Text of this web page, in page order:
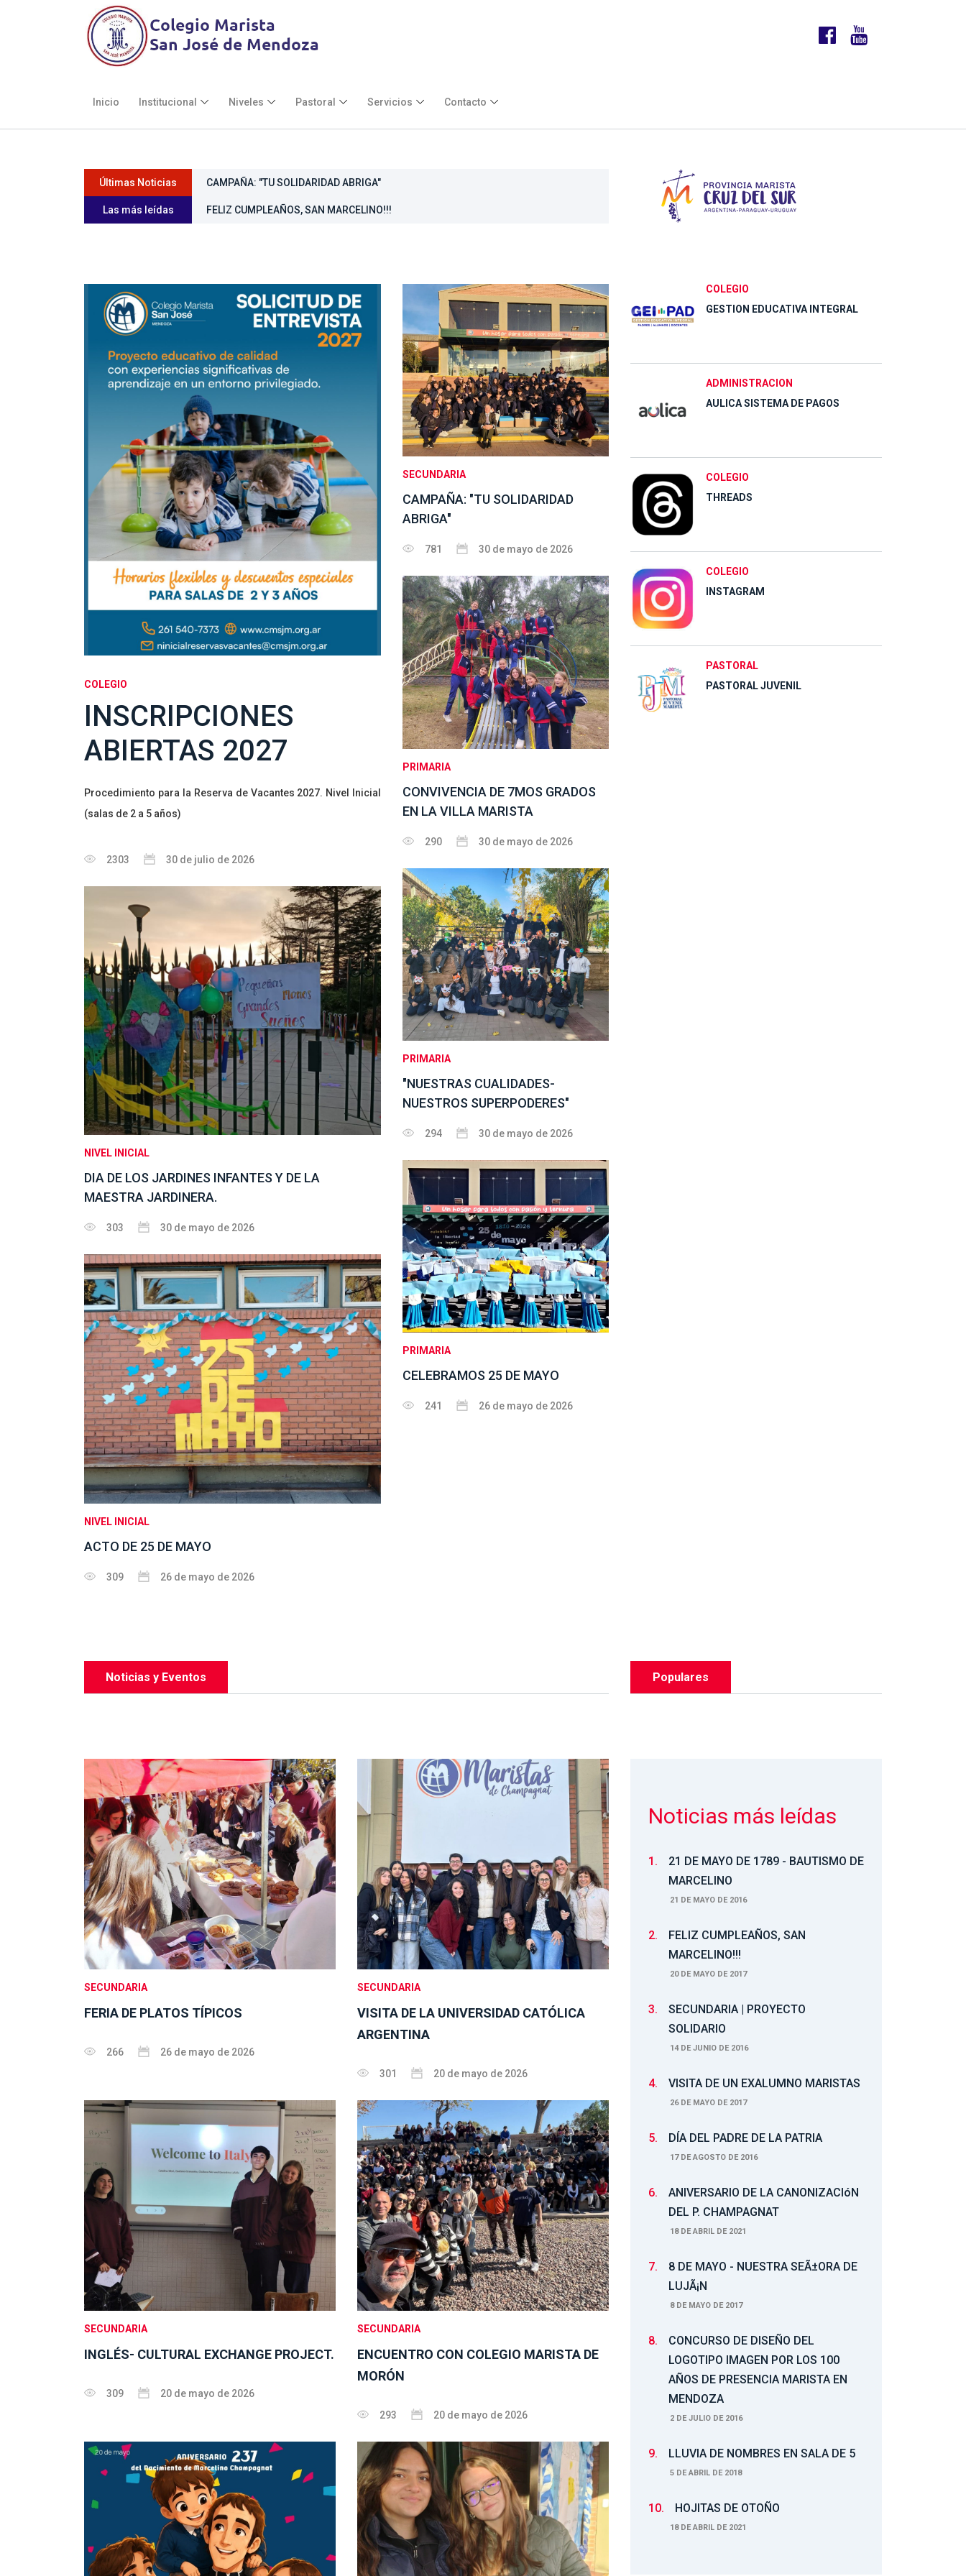
Inicio Institucional Niveles Pastoral Servicios Contacto
Últimas Noticias CONVIVENCIA DE 7MOS GRADOS EN LA VILLA MARISTA
Las más leídas FELIZ CUMPLEAÑOS, SAN MARCELINO!!!
COLEGIO
INSCRIPCIONES
ABIERTAS 2027
Procedimiento para la Reserva de Vacantes 2027. Nivel Inicial
(salas de 2 a 5 años)
2303 30 de julio de 2026
NIVEL INICIAL
DIA DE LOS JARDINES INFANTES Y DE LA
MAESTRA JARDINERA.
303 30 de mayo de 2026
NIVEL INICIAL
ACTO DE 25 DE MAYO
309 26 de mayo de 2026
SECUNDARIA
CAMPAÑA: "TU SOLIDARIDAD
ABRIGA"
781 30 de mayo de 2026
PRIMARIA
CONVIVENCIA DE 7MOS GRADOS
EN LA VILLA MARISTA
290 30 de mayo de 2026
PRIMARIA
"NUESTRAS CUALIDADES-
NUESTROS SUPERPODERES"
294 30 de mayo de 2026
PRIMARIA
CELEBRAMOS 25 DE MAYO
241 26 de mayo de 2026
COLEGIO
GESTION EDUCATIVA INTEGRAL
ADMINISTRACION
AULICA SISTEMA DE PAGOS
COLEGIO
THREADS
COLEGIO
INSTAGRAM
PASTORAL
PASTORAL JUVENIL
Noticias y Eventos
SECUNDARIA
FERIA DE PLATOS TÍPICOS
266 26 de mayo de 2026
SECUNDARIA
VISITA DE LA UNIVERSIDAD CATÓLICA
ARGENTINA
301 20 de mayo de 2026
SECUNDARIA
INGLÉS- CULTURAL EXCHANGE PROJECT.
309 20 de mayo de 2026
SECUNDARIA
ENCUENTRO CON COLEGIO MARISTA DE
MORÓN
293 20 de mayo de 2026
Populares
Noticias más leídas
1.
21 DE MAYO DE 1789 - BAUTISMO DE
MARCELINO
21 DE MAYO DE 2016
2.
FELIZ CUMPLEAÑOS, SAN
MARCELINO!!!
20 DE MAYO DE 2017
3.
SECUNDARIA | PROYECTO
SOLIDARIO
14 DE JUNIO DE 2016
4. VISITA DE UN EXALUMNO MARISTAS
26 DE MAYO DE 2017
5. DÍA DEL PADRE DE LA PATRIA
17 DE AGOSTO DE 2016
6.
ANIVERSARIO DE LA CANONIZACIóN
DEL P. CHAMPAGNAT
18 DE ABRIL DE 2021
7.
8 DE MAYO - NUESTRA SEÃ±ORA DE
LUJÃ¡N
8 DE MAYO DE 2017
8.
CONCURSO DE DISEÑO DEL
LOGOTIPO IMAGEN POR LOS 100
AÑOS DE PRESENCIA MARISTA EN
MENDOZA
2 DE JULIO DE 2016
9. LLUVIA DE NOMBRES EN SALA DE 5
5 DE ABRIL DE 2018
10. HOJITAS DE OTOÑO
18 DE ABRIL DE 2021